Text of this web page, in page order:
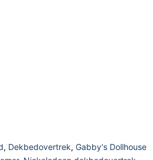
, Dekbedovertrek, Gabby's Dollhouse